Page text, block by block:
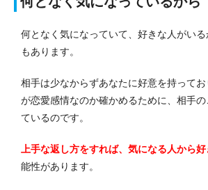
何となく気になっていて、好きな人がい
もあります。
相手は少なからずあなたに好意を持って
が恋愛感情なのか確かめるために、相手
ているのです。
上手な返し方をすれば、気になる人から
能性があります。